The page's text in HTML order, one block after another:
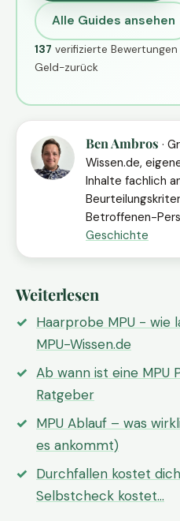
Alle Guides ansehen
137 verifizierte Bewertungen
Geld-zurück
Ben Ambros ·
Wissen.de,
Inhalte fachlich
Betroffenen-
Geschichte
Weiterlesen
Haarprobe MPU - wie
MPU-Wissen.de
Ab wann ist eine MPU
Ratgeber
MPU Ablauf – was
es ankommt)
Durchfallen kostet
Selbstcheck kostet…